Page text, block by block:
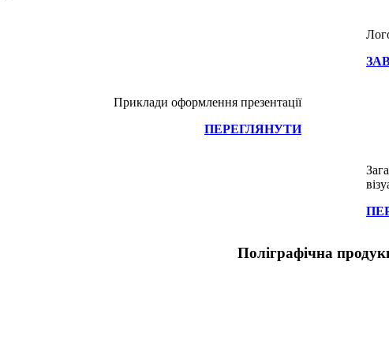
Приклади оформлення презентації
ПЕРЕГЛЯНУТИ
Поліграфічна